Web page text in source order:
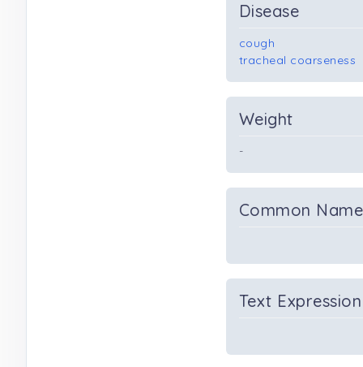
Disease
cough
tracheal coarseness
Weight
-
Common Name
Text Expression